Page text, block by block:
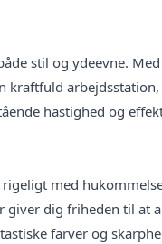
stil og ydeevne.
kraftfuld
hastighed og
rigeligt med
dig friheden til at
farver og